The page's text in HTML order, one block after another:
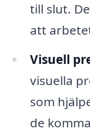
till slut.
att
Visuell
visuella
som
de